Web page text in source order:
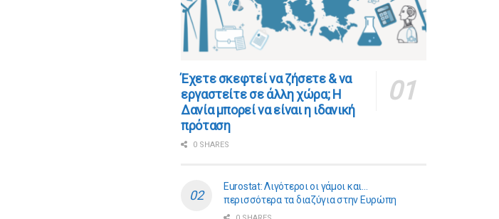
​​Έχετε σκεφτεί να ζήσετε & να
εργαστείτε σε άλλη χώρα; Η
Δανία μπορεί να είναι η ιδανική
πρόταση
0 SHARES
Eurostat: Λιγότεροι οι γάμοι και…
περισσότερα τα διαζύγια στην Ευρώπη